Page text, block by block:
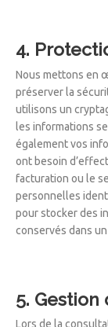
4.
Nous mettons en
préserver la
utilisons un
les informations
également vos
ont besoin
facturation ou le
personnelles
pour stocker des
conservés dans
5. Gestion
Lors de la